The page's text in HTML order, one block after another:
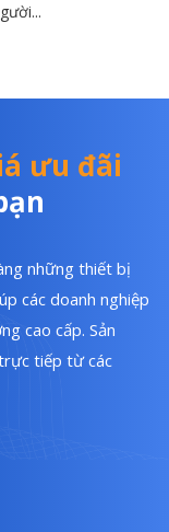
ưu đãi
những thiết bị
các doanh nghiệp
cao cấp. Sản
tiếp từ các